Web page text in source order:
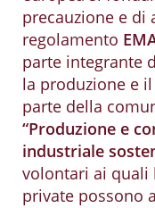
precauzione e di
regolamento
parte integrante
la produzione e
parte della
“Produzione e
industriale
volontari ai quali
private possono